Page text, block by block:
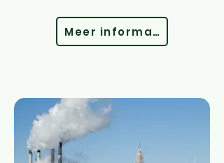
Meer informatie